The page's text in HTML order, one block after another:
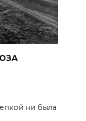
ни была